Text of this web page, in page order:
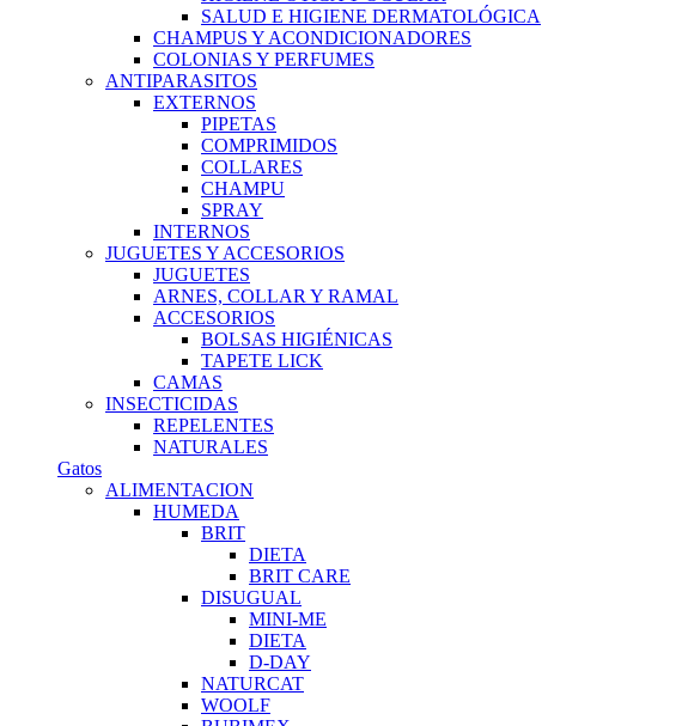
SALUD E HIGIENE DERMATOLÓGICA
CHAMPUS Y ACONDICIONADORES
COLONIAS Y PERFUMES
ANTIPARASITOS
EXTERNOS
PIPETAS
COMPRIMIDOS
COLLARES
CHAMPU
SPRAY
INTERNOS
JUGUETES Y ACCESORIOS
JUGUETES
ARNES, COLLAR Y RAMAL
ACCESORIOS
BOLSAS HIGIÉNICAS
TAPETE LICK
CAMAS
INSECTICIDAS
REPELENTES
NATURALES
Gatos
ALIMENTACION
HUMEDA
BRIT
DIETA
BRIT CARE
DISUGUAL
MINI-ME
DIETA
D-DAY
NATURCAT
WOOLF